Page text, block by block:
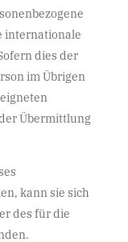
internationale
dies der
im Übrigen
Übermittlung
kann sie sich
des für die